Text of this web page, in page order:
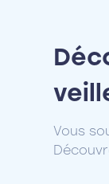
Vous